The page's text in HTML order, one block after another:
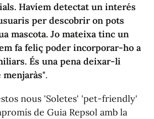
Havíem detectat un interés
per descobrir on pots
mascota. Jo mateixa tinc un
fa feliç poder incorporar-ho a
És una pena deixar-li
.
nous 'Soletes' 'pet-friendly'
de Guia Repsol amb la